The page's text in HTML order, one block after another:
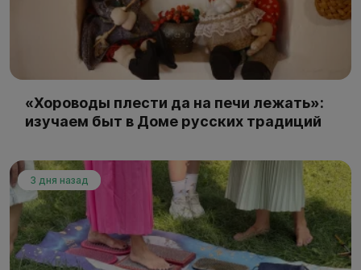
«Хороводы плести да на печи лежать»:
изучаем быт в Доме русских традиций
3 дня назад